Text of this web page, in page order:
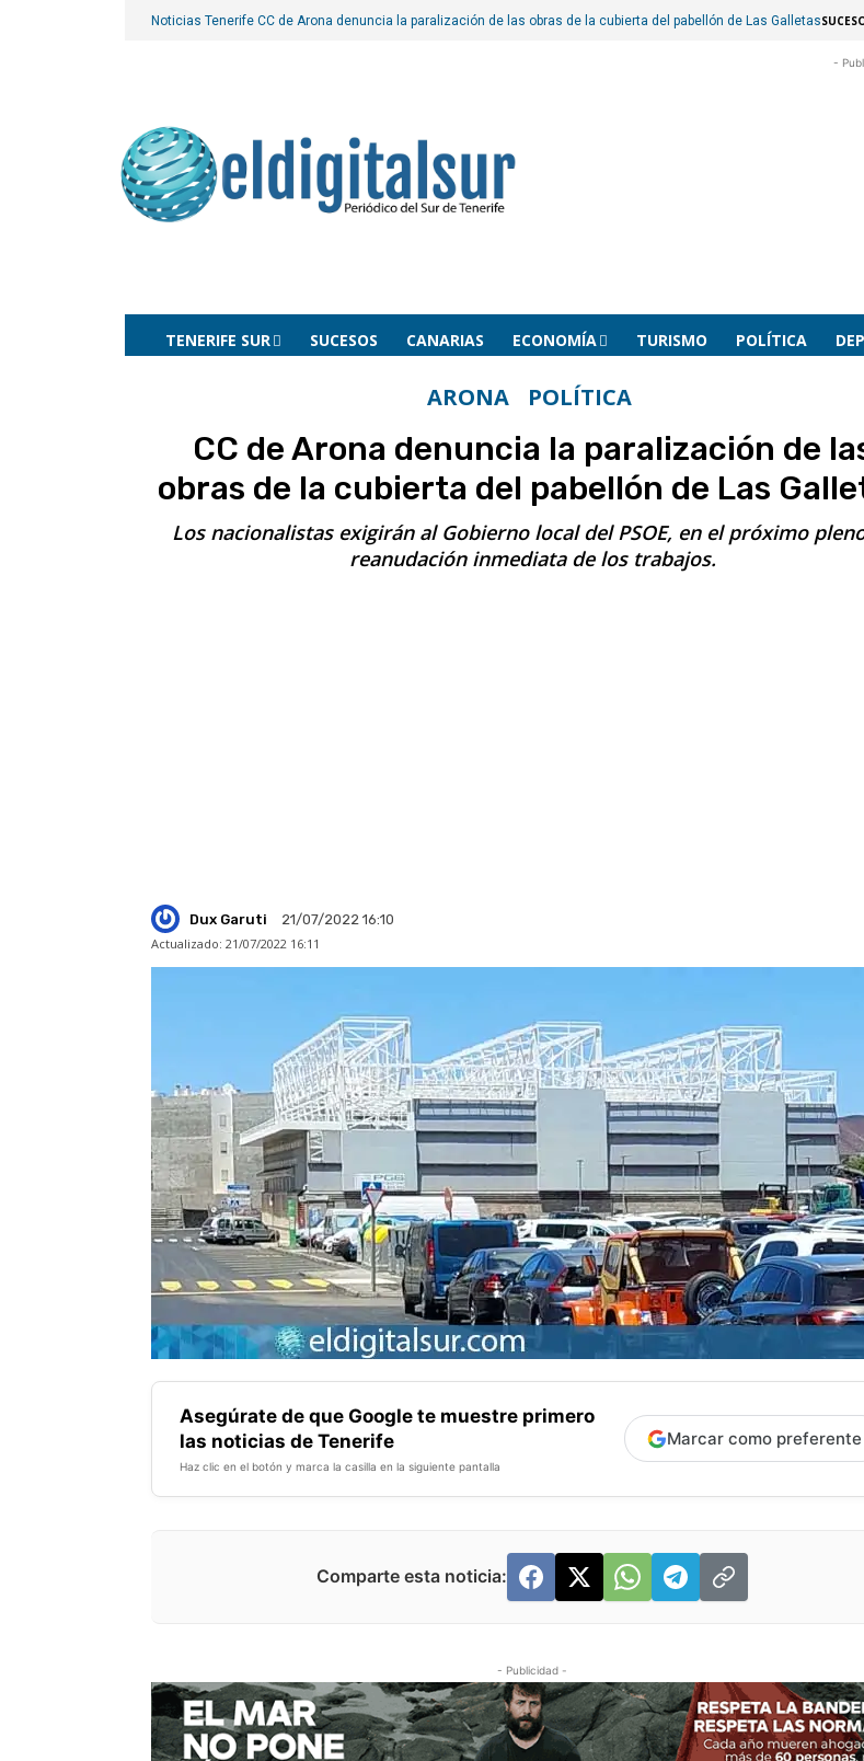
Noticias Tenerife CC de Arona denuncia la paralización de las obras de la cubierta del pabellón de Las Galletas
-
TENERIFE SUR SUCESOS CANARIAS ECONOMÍA TURISMO POLÍTICA
ARONA POLÍTICA
CC de Arona denuncia la paralización de
obras de la cubierta del pabellón de Las
Los nacionalistas exigirán al Gobierno local del PSOE, en el próximo
reanudación inmediata de los trabajos.
Dux Garuti
21/07/2022 16:10
Actualizado: 21/07/2022 16:11
Asegúrate de que Google te muestre primero
las noticias de Tenerife
Haz clic en el botón y marca la casilla en la siguiente pantalla
Marcar como preferente
Comparte esta noticia:
- Publicidad -